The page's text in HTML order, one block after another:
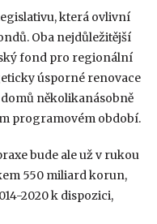
která ovlivní
Oba nejdůležitější
fond pro regionální
úsporné renovace
několikanásobně
programovém období.
bude ale už v rukou
550 miliard korun,
2020 k dispozici,